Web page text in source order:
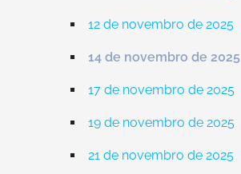
12 de novembro de 2025
14 de novembro de 2025
17 de novembro de 2025
19 de novembro de 2025
21 de novembro de 2025